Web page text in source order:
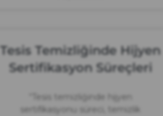
Tesis Temizliğinde Hijyen
Sertifikasyon Süreçleri
“Tesis temizliğinde hijyen
sertifikasyonu süreci, temizlik